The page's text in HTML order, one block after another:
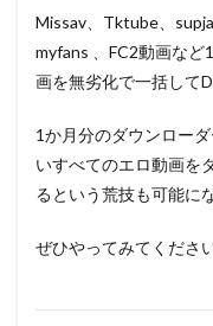
Missav、Tktube、
myfans 、FC2動画な
画を無劣化で一括して
1か月分のダウンロー
いすべてのエロ動画を
るという荒技も可能に
ぜひやってみてくださ